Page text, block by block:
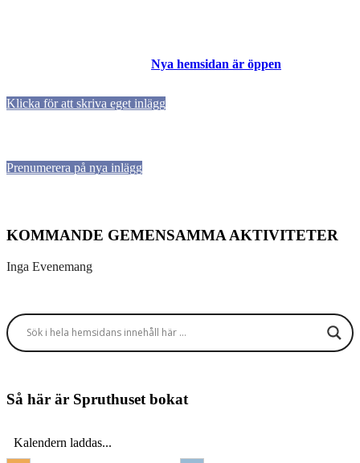
Nya hemsidan är öppen
Klicka för att skriva eget inlägg
Prenumerera på nya inlägg
KOMMANDE GEMENSAMMA AKTIVITETER
Inga Evenemang
Så här är Spruthuset bokat
Kalendern laddas...